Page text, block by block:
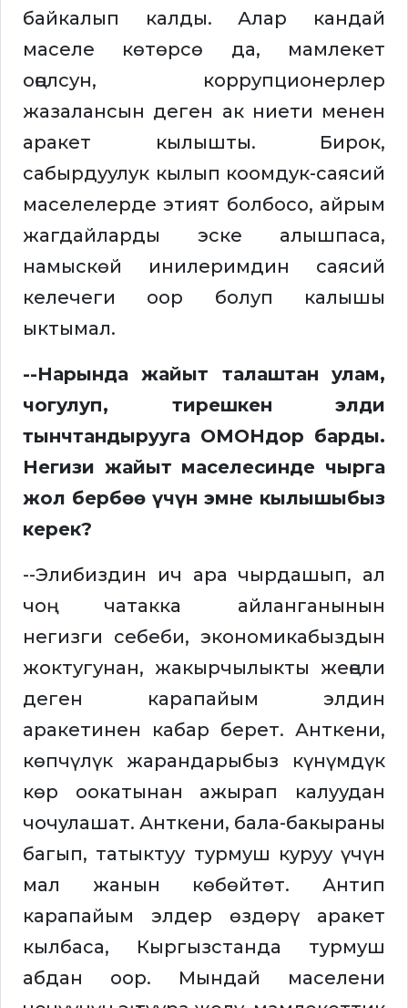
байкалып калды. Алар кандай
маселе көтөрсө да, мамлекет
оңолсун, коррупционерлер
жазалансын деген ак ниети менен
аракет кылышты. Бирок,
сабырдуулук кылып коомдук-саясий
маселелерде этият болбосо, айрым
жагдайларды эске алышпаса,
намыскөй инилеримдин саясий
келечеги оор болуп калышы
ыктымал.
--Нарында жайыт талаштан улам,
чогулуп, тирешкен элди
тынчтандырууга ОМОНдор барды.
Негизи жайыт маселесинде чырга
жол бербөө үчүн эмне кылышыбыз
керек?
--Элибиздин ич ара чырдашып, ал
чоң чатакка айланганынын
негизги себеби, экономикабыздын
жоктугунан, жакырчылыкты жеңели
деген карапайым элдин
аракетинен кабар берет. Анткени,
көпчүлүк жарандарыбыз күнүмдүк
көр оокатынан ажырап калуудан
чочулашат. Анткени, бала-бакыраны
багып, татыктуу турмуш куруу үчүн
мал жанын көбөйтөт. Антип
карапайым элдер өздөрү аракет
кылбаса, Кыргызстанда турмуш
абдан оор. Мындай маселени